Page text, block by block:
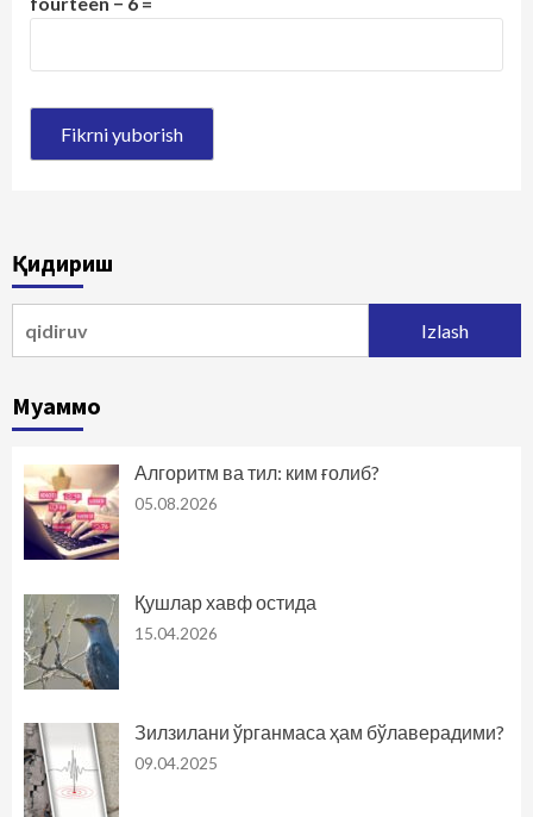
Қидириш
Муаммо
Алгоритм ва тил: ким ғолиб?
05.08.2026
Қушлар хавф остида
15.04.2026
Зилзилани ўрганмаса ҳам бўлаверадими?
09.04.2025